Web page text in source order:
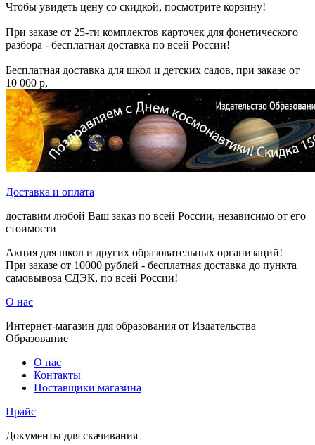
Чтобы увидеть цену со скидкой, посмотрите корзину!
При заказе от 25-ти комплектов карточек для фонетического
разбора - бесплатная доставка по всей России!
Бесплатная доставка для школ и детских садов, при заказе от
10 000 р,
Доставка и оплата
доставим любой Ваш заказ по всей России, независимо от его
стоимости
Акция для школ и других образовательных организаций!
При заказе от 10000 рублей - бесплатная доставка до пункта
самовывоза СДЭК, по всей России!
О нас
Интернет-магазин для образования от Издательства
Образование
О нас
Контакты
Поставщики магазина
Прайс
Документы для скачивания